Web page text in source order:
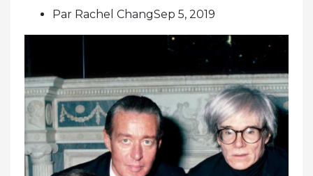
Par Rachel ChangSep 5, 2019